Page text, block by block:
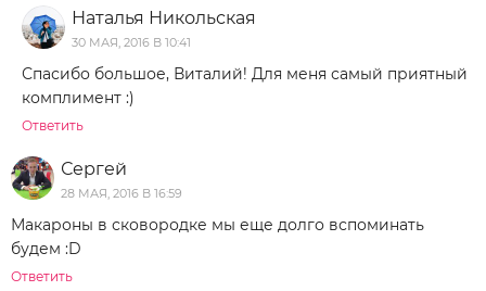
Наталья Никольская
30 МАЯ, 2016 В 10:41
Спасибо большое, Виталий! Для меня самый приятный
комплимент :)
Ответить
Сергей
28 МАЯ, 2016 В 16:59
Макароны в сковородке мы еще долго вспоминать
будем :D
Ответить